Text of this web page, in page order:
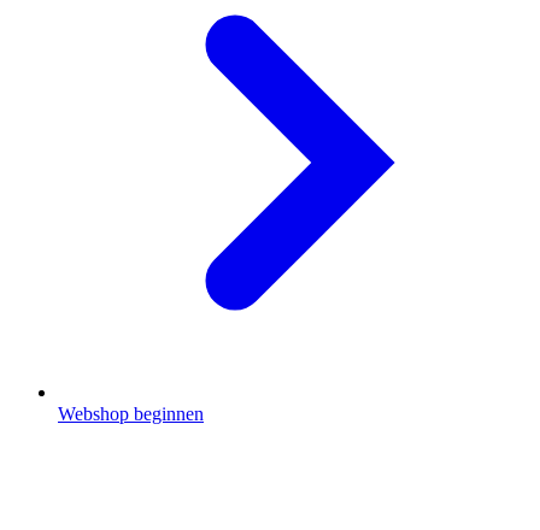
Webshop beginnen